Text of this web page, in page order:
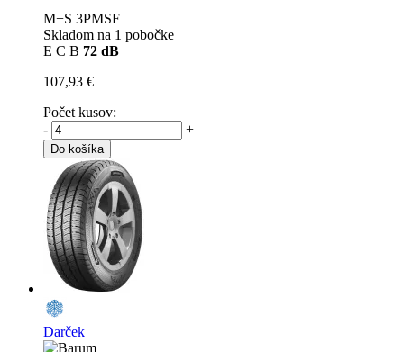
M+S 3PMSF
Skladom na 1 pobočke
E C B 72 dB
107,93 €
Počet kusov:
-
+
Do košíka
Darček